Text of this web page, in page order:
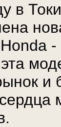
в
эта
и